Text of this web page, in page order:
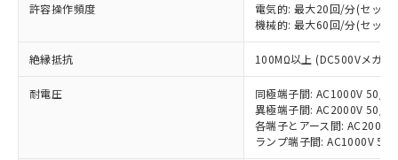
許容操作頻度
電気的: 最大20回/分(セット
機械的: 最大60回/分(セット
絶縁抵抗 100MΩ以上 (DC500Vメガ)
耐電圧
同極端子間: AC1000V 50/
異極端子間: AC2000V 50/
各端子とアース間:
ランプ端子間: AC1000V
以下の条件をお読みいただき、同意のうえ
対応済み：EU RoHS指令（10物質）の
非含有に対応した製品が提供可能な商品で
す。
対応予定：EU RoHS指令（10物質）の非含
有に対応した製品に切り替える予定のある
対応予定なし：EU RoHS指令（10物質）の
非含有に非対応の商品で、対応品を出す予